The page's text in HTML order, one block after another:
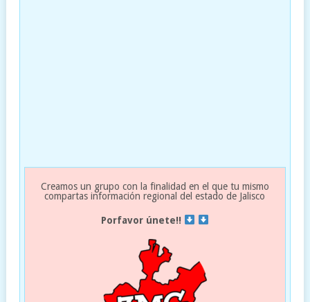
Creamos un grupo con la finalidad en el que tu mismo
compartas información regional del estado de Jalisco
Porfavor únete!!